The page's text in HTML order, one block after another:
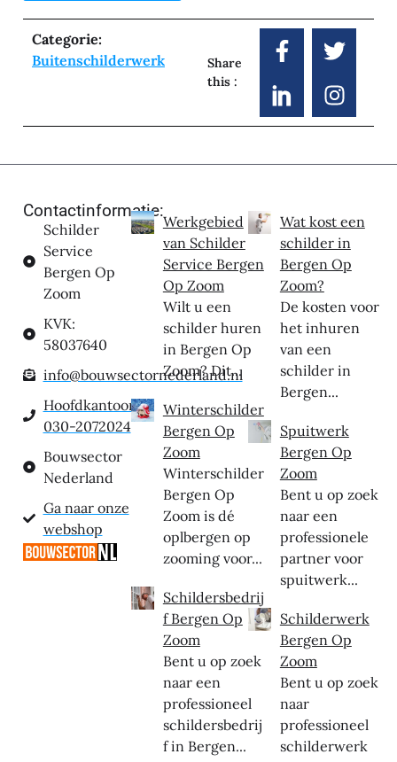
Categorie:
Buitenschilderwerk
Share
this :
Contactinformatie:
Schilder
Service
Bergen Op
Zoom
KVK:
58037640
info@bouwsectornederland.nl
Hoofdkantoor:
030-2072024
Bouwsector
Nederland
Ga naar onze
webshop
Werkgebied
van Schilder
Service Bergen
Op Zoom
Wilt u een
schilder huren
in Bergen Op
Zoom? Dit...
Winterschilder
Bergen Op
Zoom
Winterschilder
Bergen Op
Zoom is dé
oplbergen op
zooming voor...
Schildersbedrij
f Bergen Op
Zoom
Bent u op zoek
naar een
professioneel
schildersbedrij
f in Bergen...
Wat kost een
schilder in
Bergen Op
Zoom?
De kosten voor
het inhuren
van een
schilder in
Bergen...
Spuitwerk
Bergen Op
Zoom
Bent u op zoek
naar een
professionele
partner voor
spuitwerk...
Schilderwerk
Bergen Op
Zoom
Bent u op zoek
naar
professioneel
schilderwerk